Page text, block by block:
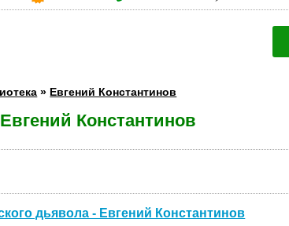
» Евгений Константинов
Константинов
дьявола - Евгений Константинов